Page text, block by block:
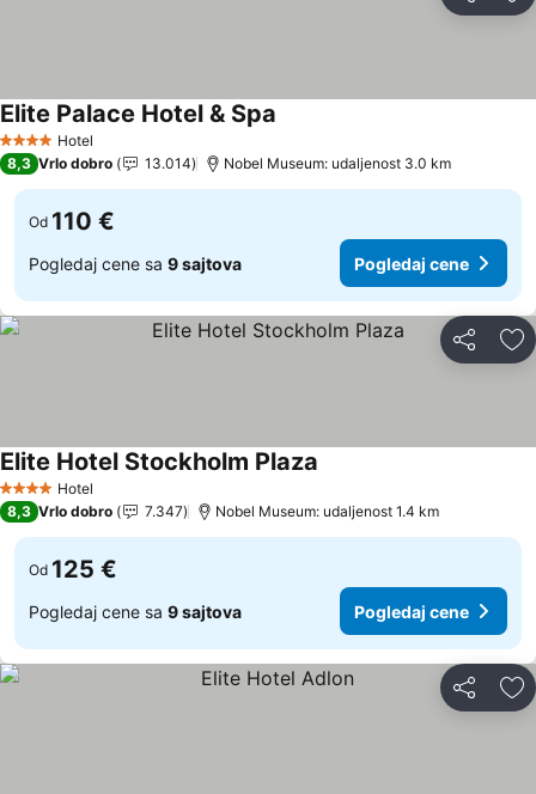
4 ZvezdiceHotel
Elite Palace Hotel & Spa
8,3 Vrlo dobro 13.014 Nobel Museum: udaljenost 3.0 km
Od 110 €
Pogledaj cene sa 9 sajtova Pogledaj cene
Deli
4 ZvezdiceHotel
Elite Hotel Stockholm Plaza
8,3 Vrlo dobro 7.347 Nobel Museum: udaljenost 1.4 km
Od 125 €
Pogledaj cene sa 9 sajtova Pogledaj cene
Deli